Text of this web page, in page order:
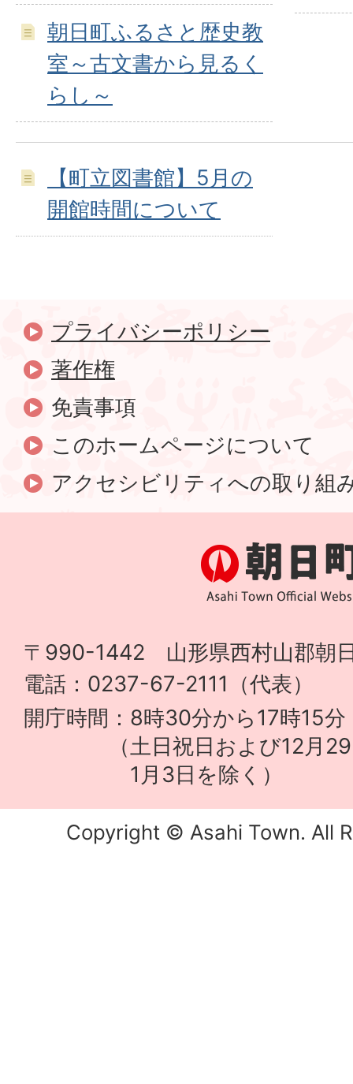
朝日町ふるさと歴史教
室～古文書から見るく
らし～
【町立図書館】5月の
開館時間について
プライバシーポリシー
著作権
免責事項
このホームページについて
アクセシビリティへの取り組
〒990-1442 山形県西村山郡朝
電話：0237-67-2111（代表）
開庁時間：8時30分から17時15分
（土日祝日および12月29
1月3日を除く）
Copyright © Asahi Town. All